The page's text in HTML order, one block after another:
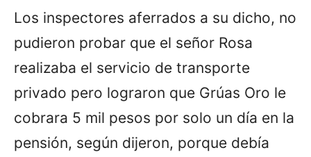
Los inspectores aferrados a su dicho, no
pudieron probar que el señor Rosa
realizaba el servicio de transporte
privado pero lograron que Grúas Oro le
cobrara 5 mil pesos por solo un día en la
pensión, según dijeron, porque debía